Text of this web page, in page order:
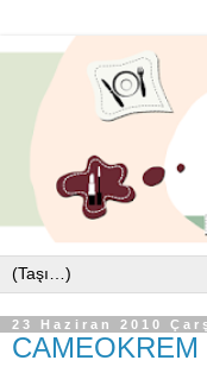
23 Haziran 2010